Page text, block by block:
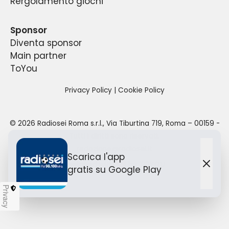
a partire dalle 6:00 del mattino sino alle 24:00
della propria sede.
Sponsor
Diventa sponsor
Main partner
ToYou
Privacy Policy| Cookie Policy
© 2026 Radiosei Roma s.r.l., Via Tiburtina 719, Roma – 00159 -
Designed with by TO
Scarica l'app
gratis su Google Play
Privacy